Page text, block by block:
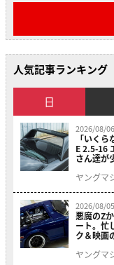
人気記事ランキング
日
2026/08/06
「いく
E 2.5-16
さん達が
ヤングマ
2026/08/05
悪魔のZ
ート。忙
ク＆映画
ヤングマ